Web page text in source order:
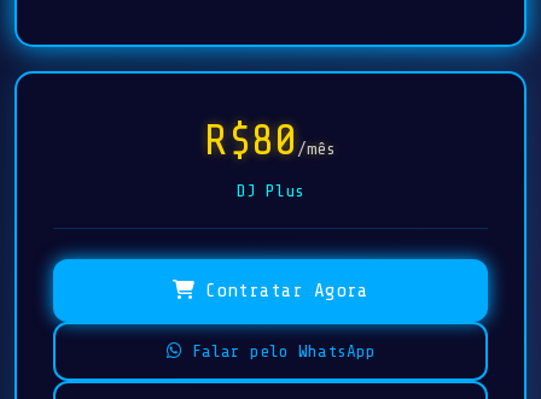
R$80 /mês
DJ Plus
Contratar Agora
Falar pelo WhatsApp